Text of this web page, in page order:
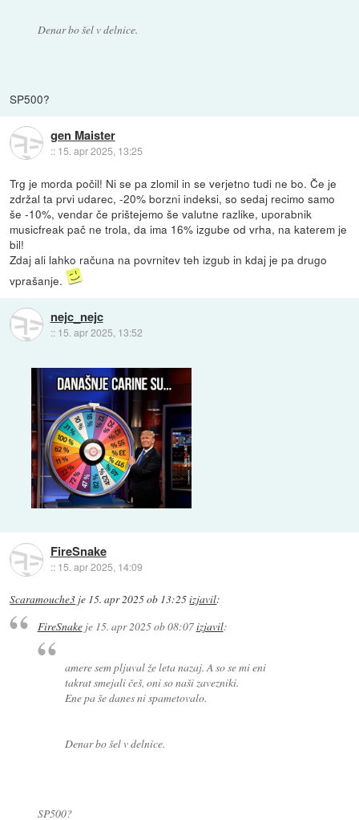
Denar bo šel v delnice.
SP500?
gen Maister
:: 15. apr 2025, 13:25
Trg je morda počil! Ni se pa zlomil in se verjetno tudi ne bo. Če je
zdržal ta prvi udarec, -20% borzni indeksi, so sedaj recimo samo
še -10%, vendar če prištejemo še valutne razlike, uporabnik
musicfreak pač ne trola, da ima 16% izgube od vrha, na katerem je
bil!
Zdaj ali lahko računa na povrnitev teh izgub in kdaj je pa drugo
vprašanje.
nejc_nejc
:: 15. apr 2025, 13:52
FireSnake
:: 15. apr 2025, 14:09
Scaramouche3 je 15. apr 2025 ob 13:25izjavil:
FireSnakeje 15. apr 2025 ob 08:07izjavil:
amere sem pljuval že leta nazaj. A so se mi eni
takrat smejali češ, oni so naši zavezniki.
Ene pa še danes ni spametovalo.
Denar bo šel v delnice.
SP500?